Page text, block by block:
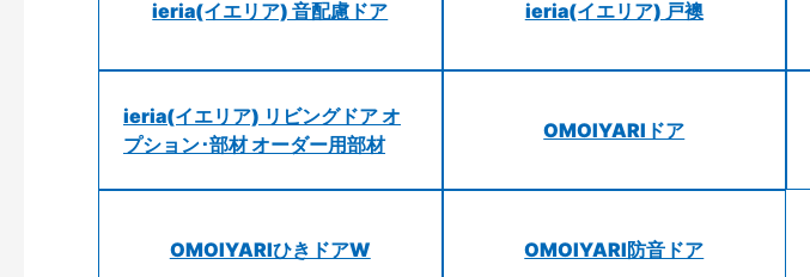
ieria(イエリア) 音配慮ドア ieria(イエリア) 戸襖
ieria(イエリア) リビングドア オ
プション･部材 オーダー用部材
OMOIYARIドア
OMOIYARIひきドアW OMOIYARI防音ドア